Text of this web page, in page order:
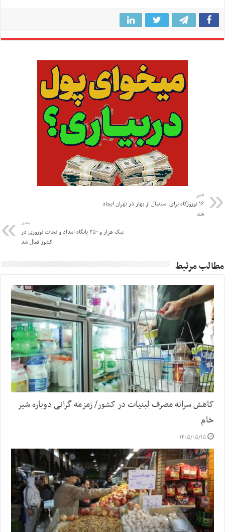
قبلی
۱۶ نوروزگاه برای استقبال از بهار در تهران ایجاد
شد
بعدی
ییک هزار و ۳۵۰ پایگاه امداد و نجات نوروزی در
کشور فعال شد
مطالب مرتبط
کاهش سرانه مصرف لبنیات در کشور/ زمزمه گرانی دوباره شیر
خام
۱۴۰۵/۰۵/۱۵